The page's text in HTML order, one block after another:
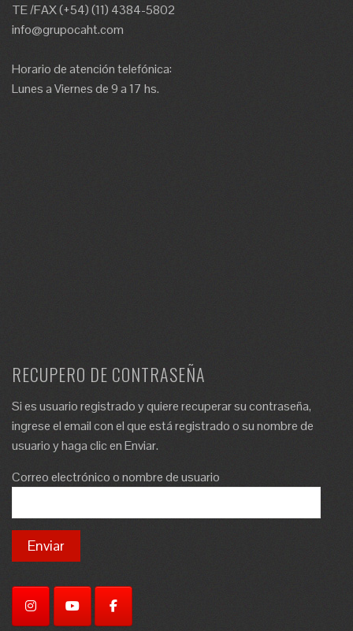
TE /FAX (+54) (11) 4384-5802
info@grupocaht.com
Horario de atención telefónica:
Lunes a Viernes de 9 a 17 hs.
RECUPERO DE CONTRASEÑA
Si es usuario registrado y quiere recuperar su contraseña,
ingrese el email con el que está registrado o su nombre de
usuario y haga clic en Enviar.
Correo electrónico o nombre de usuario